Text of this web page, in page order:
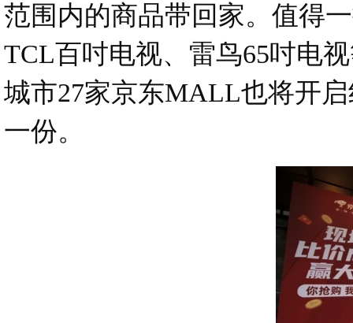
范围内的商品带回家。值得
TCL百吋电视、雷鸟65吋电
城市27家京东MALL也将开
一份。